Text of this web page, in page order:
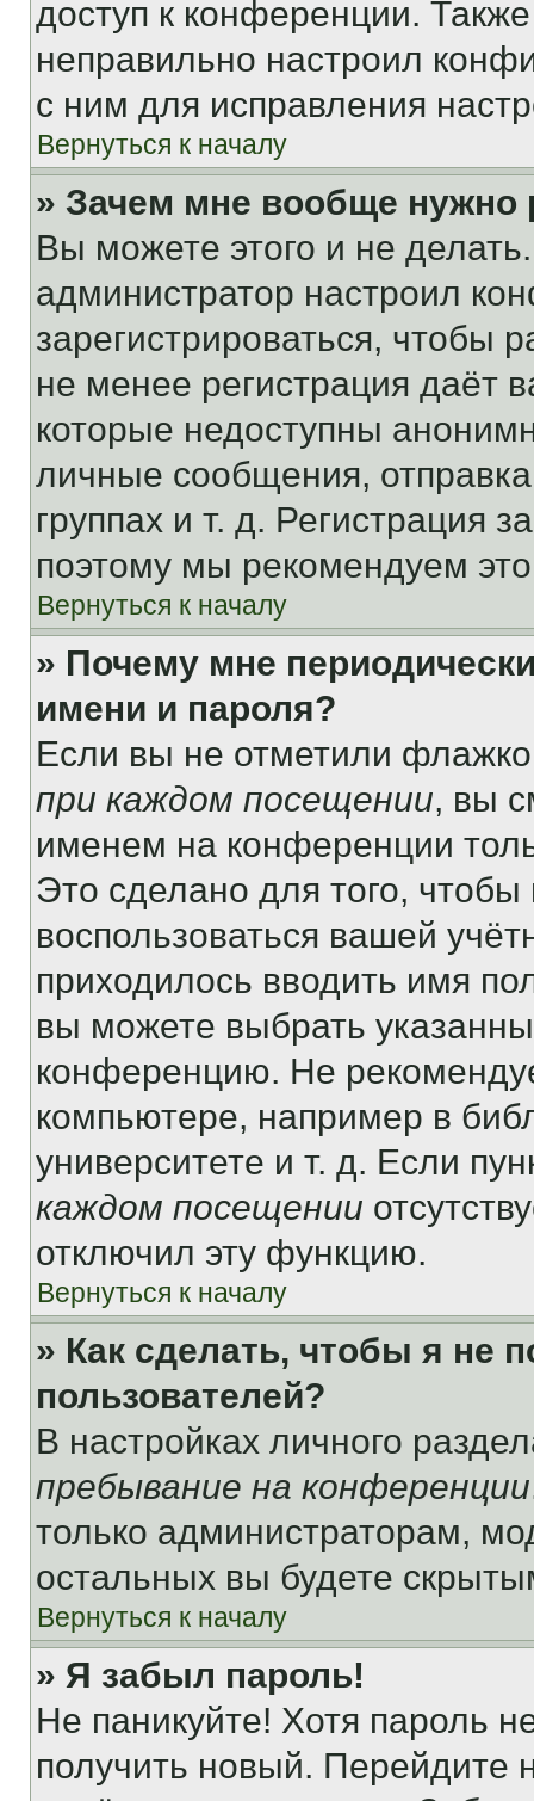
доступ к конференции.
неправильно настроил
с ним для исправления
Вернуться к началу
» Зачем мне вообще нужно
Вы можете этого и не
администратор настроил
зарегистрироваться, чтобы
не менее регистрация даёт
которые недоступны
личные сообщения,
группах и т. д. Регистрация
поэтому мы рекомендуем
Вернуться к началу
» Почему мне
имени и пароля?
Если вы не отметили
при каждом посещении, вы
именем на конференции
Это сделано для того, чтобы
воспользоваться вашей
приходилось вводить имя
вы можете выбрать
конференцию. Не
компьютере, например в
университете и т. д. Если
каждом посещении
отключил эту функцию.
Вернуться к началу
» Как сделать, чтобы я не
пользователей?
В настройках личного
пребывание на конференции
только администраторам,
остальных вы будете
Вернуться к началу
» Я забыл пароль!
Не паникуйте! Хотя пароль
получить новый. Перейдите